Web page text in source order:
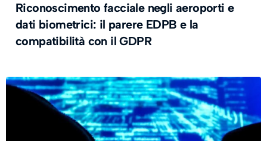
Riconoscimento facciale negli aeroporti e
dati biometrici: il parere EDPB e la
compatibilità con il GDPR